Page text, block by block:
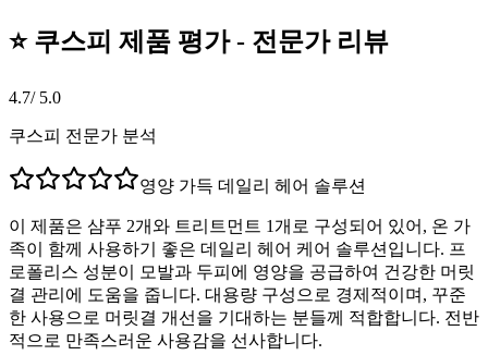
⭐ 쿠스피 제품 평가 - 전문가 리뷰
4.7/ 5.0
쿠스피 전문가 분석
영양 가득 데일리 헤어 솔루션
이 제품은 샴푸 2개와 트리트먼트 1개로 구성되어 있어, 온 가
족이 함께 사용하기 좋은 데일리 헤어 케어 솔루션입니다. 프
로폴리스 성분이 모발과 두피에 영양을 공급하여 건강한 머릿
결 관리에 도움을 줍니다. 대용량 구성으로 경제적이며, 꾸준
한 사용으로 머릿결 개선을 기대하는 분들께 적합합니다. 전반
적으로 만족스러운 사용감을 선사합니다.